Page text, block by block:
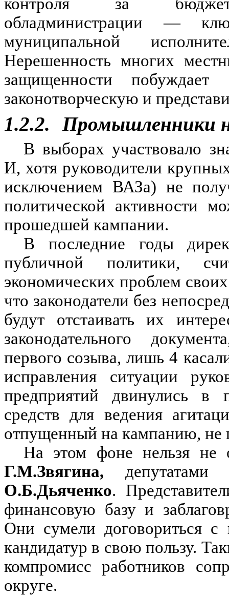
обладминистрации —
муниципальной
Нерешенность многих
защищенности
законотворческую и
1.2.2. Промышленники
В выборах участвовало
И, хотя руководители
исключением ВАЗа) не
политической активности
прошедшей кампании.
В последние годы
публичной политики,
экономических проблем
что законодатели без
будут отстаивать их
законодательного
первого созыва, лишь 4
исправления ситуации
предприятий двинулись в
средств для ведения
отпущенный на кампанию, не
На этом фоне нельзя не
Г.М.Звягина,
О.Б.Дьяченко.
финансовую базу и
Они сумели договориться
кандидатур в свою пользу.
компромисс работников
округе.